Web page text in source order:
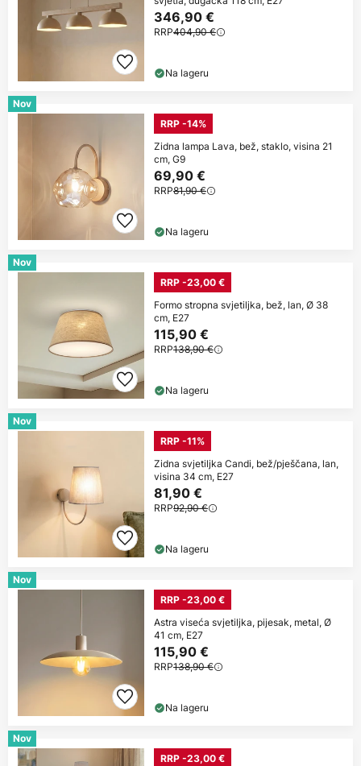
346,90 €
RRP404,90 €
Na lageru
Nov
RRP -14%
Zidna lampa Lava, bež, staklo, visina 21
cm, G9
69,90 €
RRP81,90 €
Na lageru
Nov
RRP -23,00 €
Formo stropna svjetiljka, bež, lan, Ø 38
cm, E27
115,90 €
RRP138,90 €
Na lageru
Nov
RRP -11%
Zidna svjetiljka Candi, bež/pješčana, lan,
visina 34 cm, E27
81,90 €
RRP92,90 €
Na lageru
Nov
RRP -23,00 €
Astra viseća svjetiljka, pijesak, metal, Ø
41 cm, E27
115,90 €
RRP138,90 €
Na lageru
Nov
RRP -23,00 €